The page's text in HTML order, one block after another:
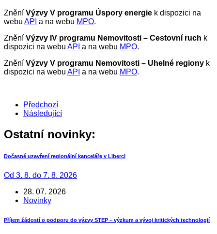
Znění Výzvy V programu Úspory energie k dispozici na
webu API a na webu MPO.
Znění Výzvy IV programu Nemovitosti – Cestovní ruch k
dispozici na webu API a na webu MPO.
Znění Výzvy V programu Nemovitosti – Uhelné regiony k
dispozici na webu API a na webu MPO.
Předchozí
Následující
Ostatní novinky:
Dočasné uzavření regionální kanceláře v Liberci
Od 3. 8. do 7. 8. 2026
28. 07. 2026
Novinky
Příjem žádostí o podporu do výzvy STEP – výzkum a vývoj kritických technologií